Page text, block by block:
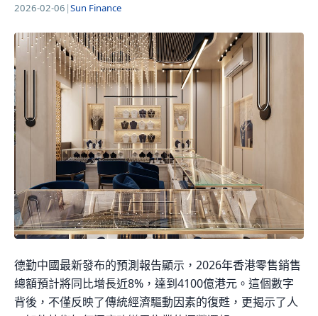
2026-02-06 |Sun Finance
德勤中國最新發布的預測報告顯示，2026年香港零售銷售
總額預計將同比增長近8%，達到4100億港元。這個數字
背後，不僅反映了傳統經濟驅動因素的復甦，更揭示了人